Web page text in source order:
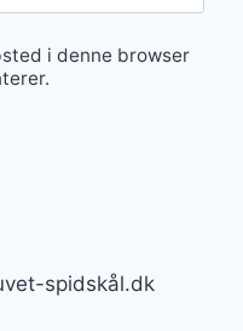
i denne browser
spidskål.dk